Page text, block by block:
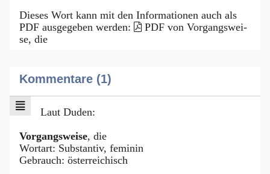
Dieses Wort kann mit den Informationen auch als
PDF ausgegeben werden:
PDF von Vor­gangs­wei­
se, die
Kommentare (1)
Laut Duden:
Vorgangsweise, die
Wortart: Substantiv, feminin
Gebrauch: österreichisch